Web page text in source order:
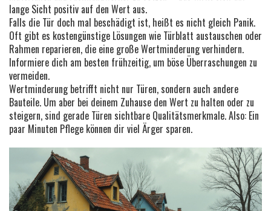
lange Sicht positiv auf den Wert aus.
Falls die Tür doch mal beschädigt ist, heißt es nicht gleich Panik.
Oft gibt es kostengünstige Lösungen wie Türblatt austauschen oder
Rahmen reparieren, die eine große Wertminderung verhindern.
Informiere dich am besten frühzeitig, um böse Überraschungen zu
vermeiden.
Wertminderung betrifft nicht nur Türen, sondern auch andere
Bauteile. Um aber bei deinem Zuhause den Wert zu halten oder zu
steigern, sind gerade Türen sichtbare Qualitätsmerkmale. Also: Ein
paar Minuten Pflege können dir viel Ärger sparen.